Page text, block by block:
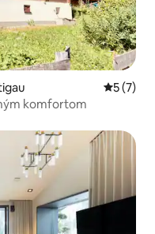
5 (7)
komfortom